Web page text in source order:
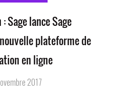
Sage lance Sage
plateforme de
en ligne
2017